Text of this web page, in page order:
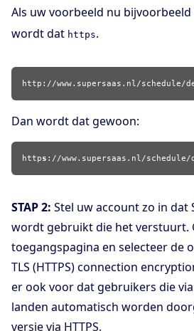
Als uw voorbeeld nu
wordt dat https.
http://www.supersaas.nl/schedule/
Dan wordt dat gewoon:
https ://www.supersaas.nl/schedule/
STAP 2: Stel uw account zo in dat
wordt gebruikt die het verstuurt.
toegangspagina en selecteer de
TLS (HTTPS) connection
er ook voor dat gebruikers die
landen automatisch worden
versie via HTTPS.